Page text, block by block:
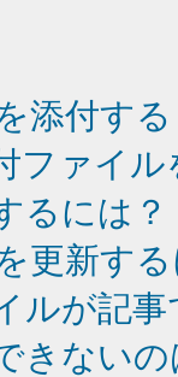
添付す
ファイ
るには？
更新す
ルが記
きない